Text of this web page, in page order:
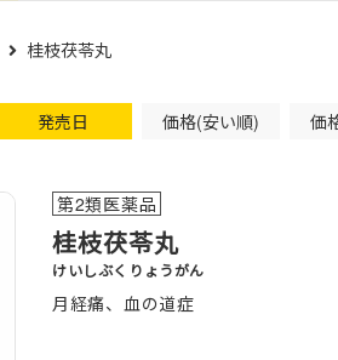
桂枝茯苓丸
発売日 価格(安い順) 価
第2類医薬品
桂枝茯苓丸
けいしぶくりょうがん
月経痛、血の道症